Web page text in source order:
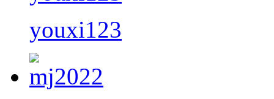
youxi123